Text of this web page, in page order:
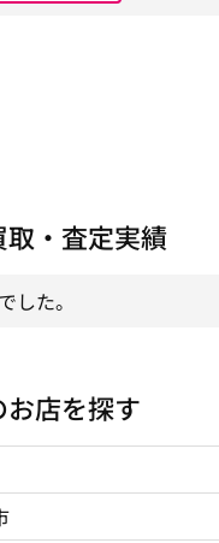
・査定実績
した。
店を探す